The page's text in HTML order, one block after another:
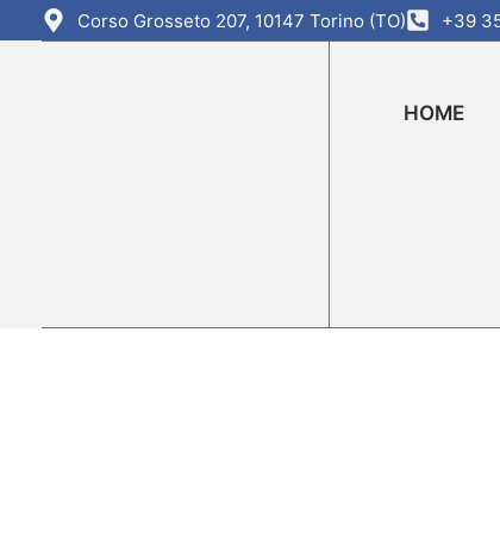
Corso Grosseto 207, 10147 Torino (TO) +39
HOME